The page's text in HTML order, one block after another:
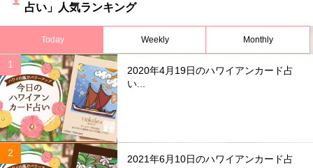
占い」人気ランキング
Today Weekly Monthly
2020年4月19日のハワイアンカード占
い...
2021年6月10日のハワイアンカード占